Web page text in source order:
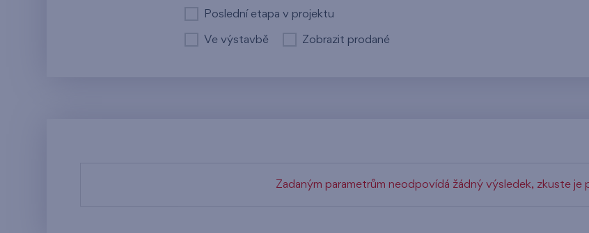
Poslední etapa v projektu
Ve výstavbě Zobrazit prodané
Zadaným parametrům neodpovídá žádný výsledek, zkuste je